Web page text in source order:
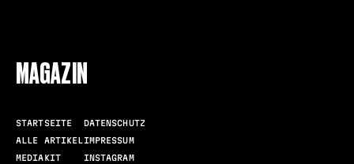
MAGAZIN
STARTSEITE
ALLE ARTIKEL
MEDIAKIT
DATENSCHUTZ
IMPRESSUM
INSTAGRAM